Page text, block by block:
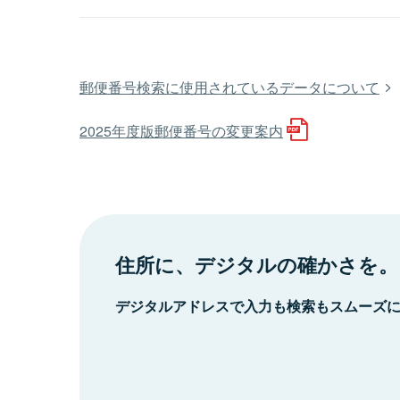
郵便番号検索に使用されているデータについて
2025年度版郵便番号の変更案内
住所に、デジタルの確かさを。
デジタルアドレスで入力も検索もスムーズ